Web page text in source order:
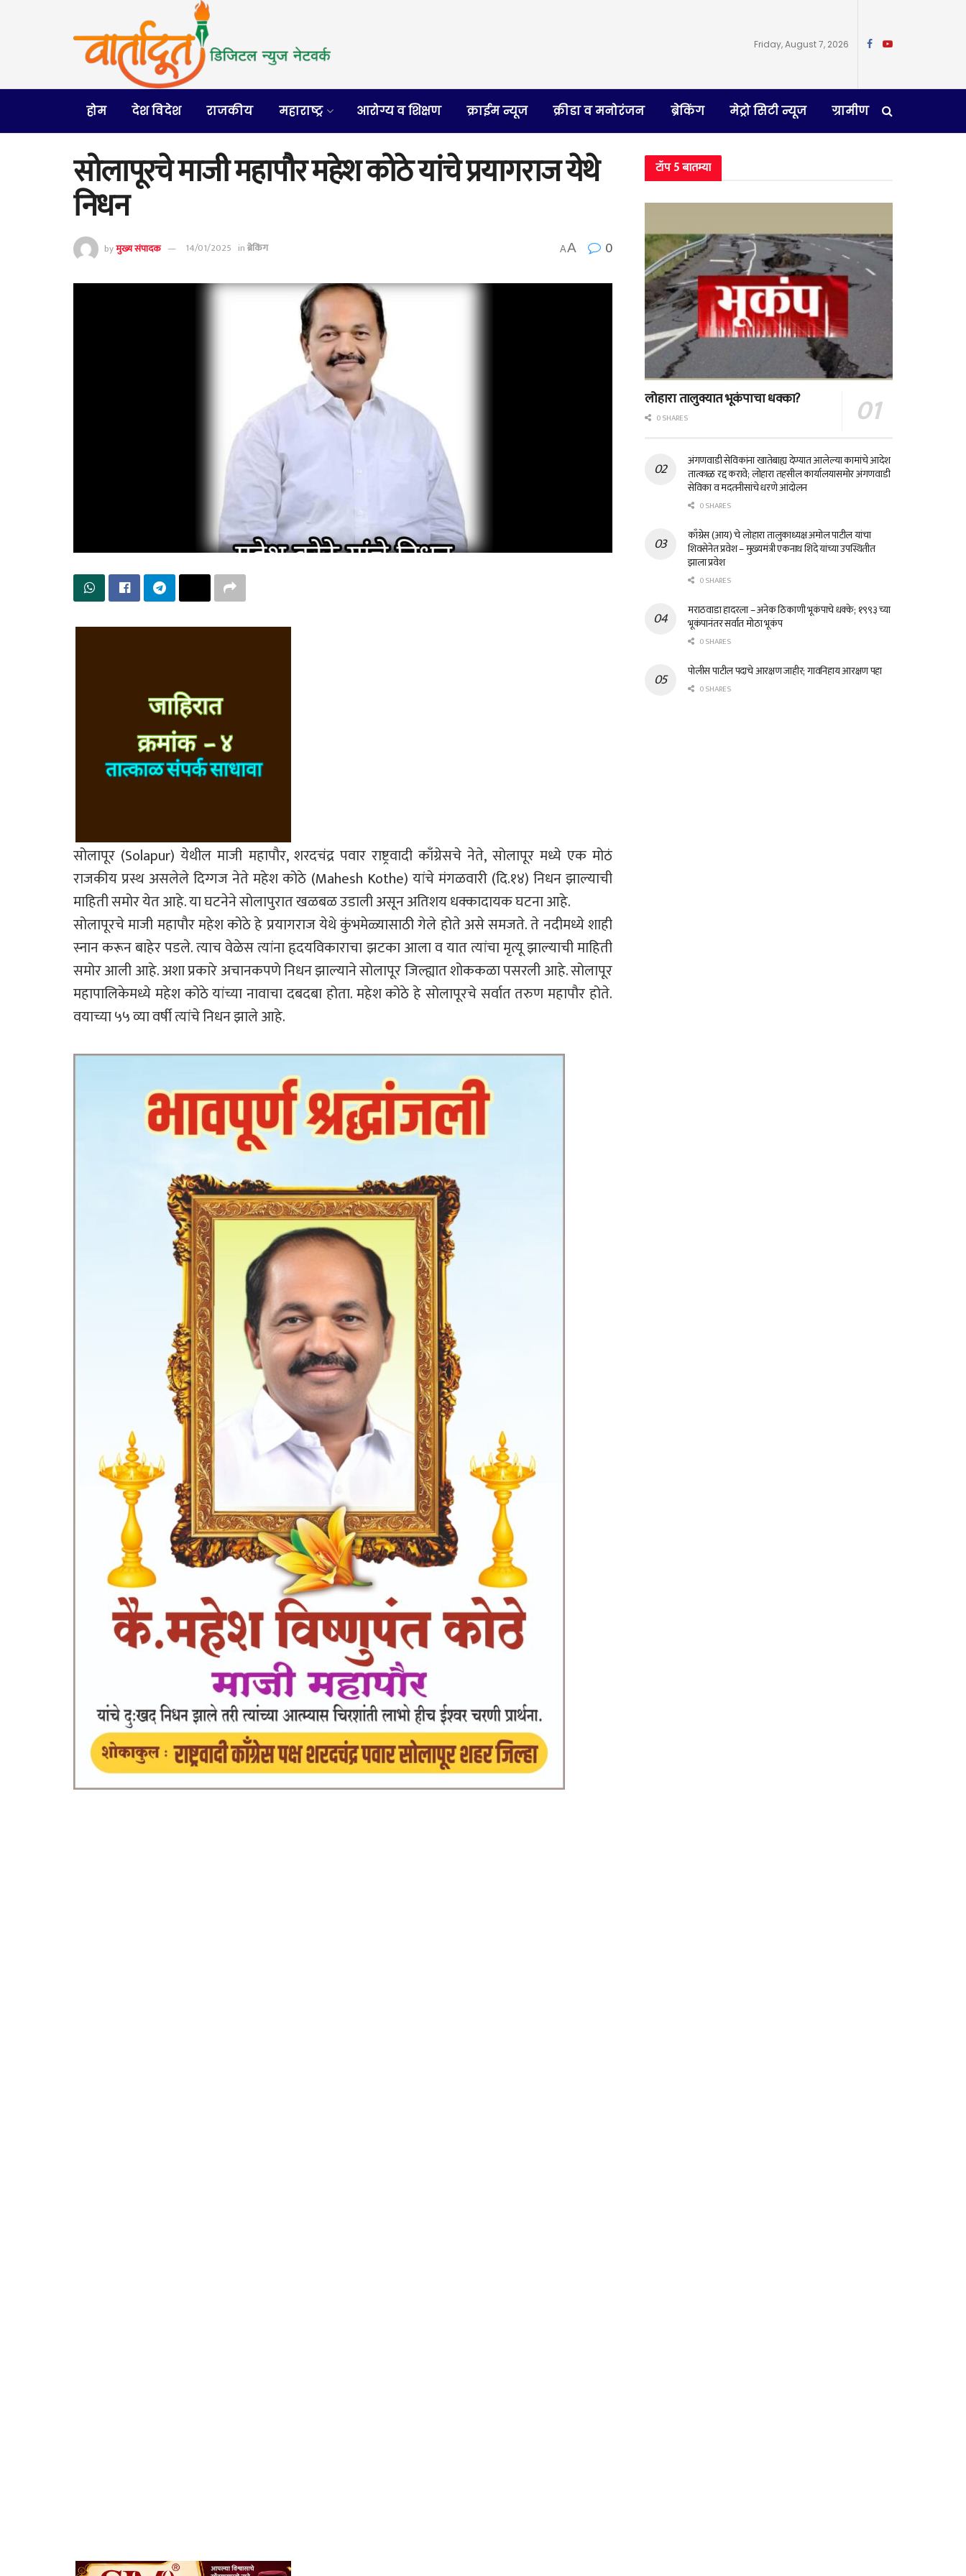
Friday, August 7, 2026
होम देश विदेश राजकीय महाराष्ट्र आरोग्य व शिक्षण क्राईम न्यूज क्रीडा व मनोरंजन ब्रेकिंग मेट्रो सिटी न्यूज ग्रामीण
सोलापूरचे माजी महापौर महेश कोठे यांचे प्रयागराज येथे
निधन
byमुख्य संपादक 14/01/2025 inब्रेकिंग AA 0
सोलापूर (Solapur) येथील माजी महापौर, शरदचंद्र पवार राष्ट्रवादी काँग्रेसचे नेते, सोलापूर मध्ये एक मोठं
राजकीय प्रस्थ असलेले दिग्गज नेते महेश कोठे (Mahesh Kothe) यांचे मंगळवारी (दि.१४) निधन झाल्याची
माहिती समोर येत आहे. या घटनेने सोलापुरात खळबळ उडाली असून अतिशय धक्कादायक घटना आहे.
सोलापूरचे माजी महापौर महेश कोठे हे प्रयागराज येथे कुंभमेळ्यासाठी गेले होते असे समजते. ते नदीमध्ये शाही
स्नान करून बाहेर पडले. त्याच वेळेस त्यांना हृदयविकाराचा झटका आला व यात त्यांचा मृत्यू झाल्याची माहिती
समोर आली आहे. अशा प्रकारे अचानकपणे निधन झाल्याने सोलापूर जिल्ह्यात शोककळा पसरली आहे. सोलापूर
महापालिकेमध्ये महेश कोठे यांच्या नावाचा दबदबा होता. महेश कोठे हे सोलापूरचे सर्वात तरुण महापौर होते.
वयाच्या ५५ व्या वर्षी त्यांचे निधन झाले आहे.
टॉप 5 बातम्या
लोहारा तालुक्यात भूकंपाचा धक्का?
0 SHARES
अंगणवाडी सेविकांना खातेबाह्य देण्यात आलेल्या कामांचे आदेश
तात्काळ रद्द करावे; लोहारा तहसील कार्यालयासमोर अंगणवाडी
सेविका व मदतनीसांचे धरणे आंदोलन
0 SHARES
काँग्रेस (आय) चे लोहारा तालुकाध्यक्ष अमोल पाटील यांचा
शिवसेनेत प्रवेश – मुख्यमंत्री एकनाथ शिंदे यांच्या उपस्थितीत
झाला प्रवेश
0 SHARES
मराठवाडा हादरला – अनेक ठिकाणी भूकंपाचे धक्के; १९९३ च्या
भूकंपानंतर सर्वात मोठा भूकंप
0 SHARES
पोलीस पाटील पदाचे आरक्षण जाहीर; गावनिहाय आरक्षण पहा
0 SHARES